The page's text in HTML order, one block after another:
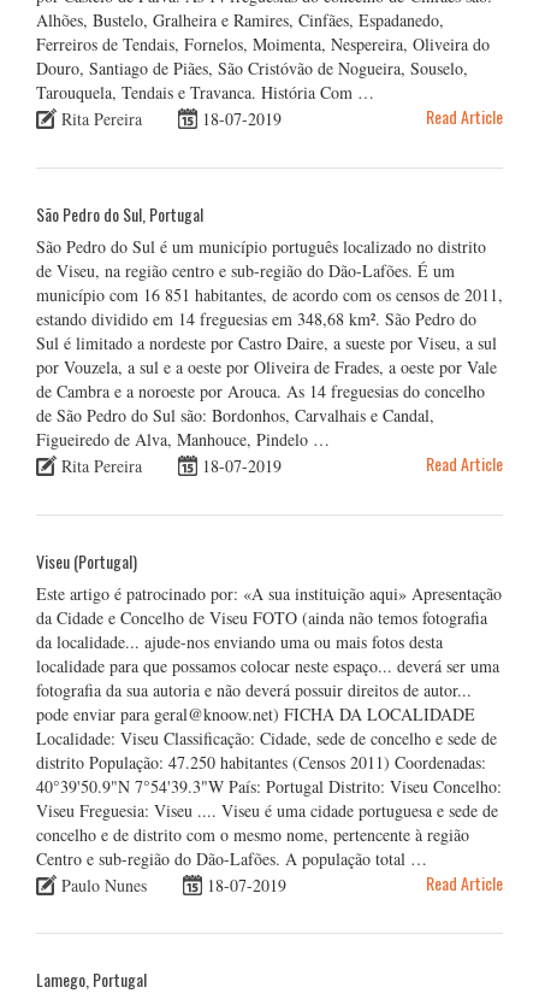
Alhões, Bustelo, Gralheira e Ramires, Cinfães, Espadanedo,
Ferreiros de Tendais, Fornelos, Moimenta, Nespereira, Oliveira do
Douro, Santiago de Piães, São Cristóvão de Nogueira, Souselo,
Tarouquela, Tendais e Travanca. História Com …
Rita Pereira
18-07-2019 Read Article
São Pedro do Sul, Portugal
São Pedro do Sul é um município português localizado no distrito
de Viseu, na região centro e sub-região do Dão-Lafões. É um
município com 16 851 habitantes, de acordo com os censos de 2011,
estando dividido em 14 freguesias em 348,68 km². São Pedro do
Sul é limitado a nordeste por Castro Daire, a sueste por Viseu, a sul
por Vouzela, a sul e a oeste por Oliveira de Frades, a oeste por Vale
de Cambra e a noroeste por Arouca. As 14 freguesias do concelho
de São Pedro do Sul são: Bordonhos, Carvalhais e Candal,
Figueiredo de Alva, Manhouce, Pindelo …
Rita Pereira
18-07-2019 Read Article
Viseu (Portugal)
Este artigo é patrocinado por: «A sua instituição aqui» Apresentação
da Cidade e Concelho de Viseu FOTO (ainda não temos fotografia
da localidade... ajude-nos enviando uma ou mais fotos desta
localidade para que possamos colocar neste espaço... deverá ser uma
fotografia da sua autoria e não deverá possuir direitos de autor...
pode enviar para geral@knoow.net) FICHA DA LOCALIDADE
Localidade: Viseu Classificação: Cidade, sede de concelho e sede de
distrito População: 47.250 habitantes (Censos 2011) Coordenadas:
40°39'50.9"N 7°54'39.3"W País: Portugal Distrito: Viseu Concelho:
Viseu Freguesia: Viseu .... Viseu é uma cidade portuguesa e sede de
concelho e de distrito com o mesmo nome, pertencente à região
Centro e sub-região do Dão-Lafões. A população total …
Paulo Nunes
18-07-2019 Read Article
Lamego, Portugal